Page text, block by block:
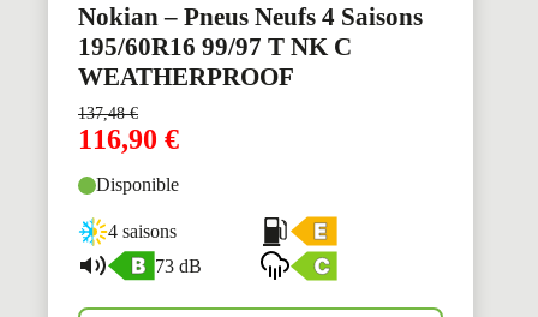
Nokian – Pneus Neufs 4 Saisons
195/60R16 99/97 T NK C
WEATHERPROOF
137,48€
116,90 €
Disponible
4 saisons
73 dB